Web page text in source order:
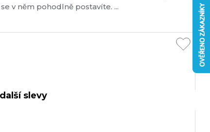
v něm pohodlně postavíte. ...
slevy